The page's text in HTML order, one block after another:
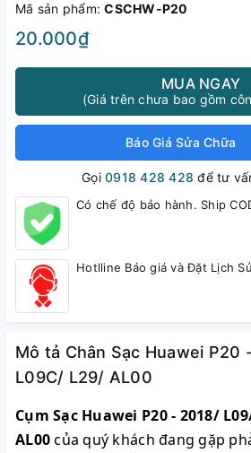
Mã sản phẩm:CSCHW-P20
20.000₫
MUA NGAY
(Giá trên chưa bao gồm
Báo Giá Sửa Chữa
Gọi0918 428 428 để tư
Có chế độ bảo hành. Ship
Hotlline Báo giá và Đặt Lịch
Mô tả Chân Sạc Huawei P20
L09C/ L29/ AL00
Cụm Sạc Huawei P20 - 2018/
AL00của quý khách đang gặp